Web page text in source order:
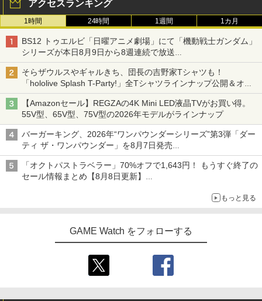
アクセスランキング
1時間 24時間 1週間 1カ月
BS12 トゥエルビ「日曜アニメ劇場」にて「機動戦士ガンダム」
シリーズが本日8月9日から8週連続で放送
初回は「機動戦士ガンダム【HDリマスター版】」
そらザウルスやギャルきち、団長の吉野家Tシャツも！
「hololive Splash T-Party!」全Tシャツラインナップ公開＆オン
ライン販売開始
【Amazonセール】REGZAの4K Mini LED液晶TVがお買い得。
55V型、65V型、75V型の2026年モデルがラインナップ
バーガーキング、2026年“ワンパウンダーシリーズ”第3弾「ダー
ティ ザ・ワンパウンダー」を8月7日発売
「特製ガーリックマヨソース」を使用した超大型チーズバーガー
「オクトパストラベラー」70%オフで1,643円！ もうすぐ終了の
セール情報まとめ【8月8日更新】
もっと見る
GAME Watch をフォローする